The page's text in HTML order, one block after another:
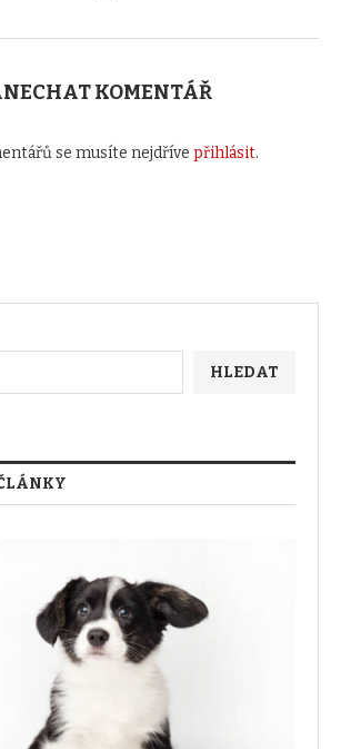
KOMENTÁŘ
se musíte nejdříve přihlásit.
HLEDAT